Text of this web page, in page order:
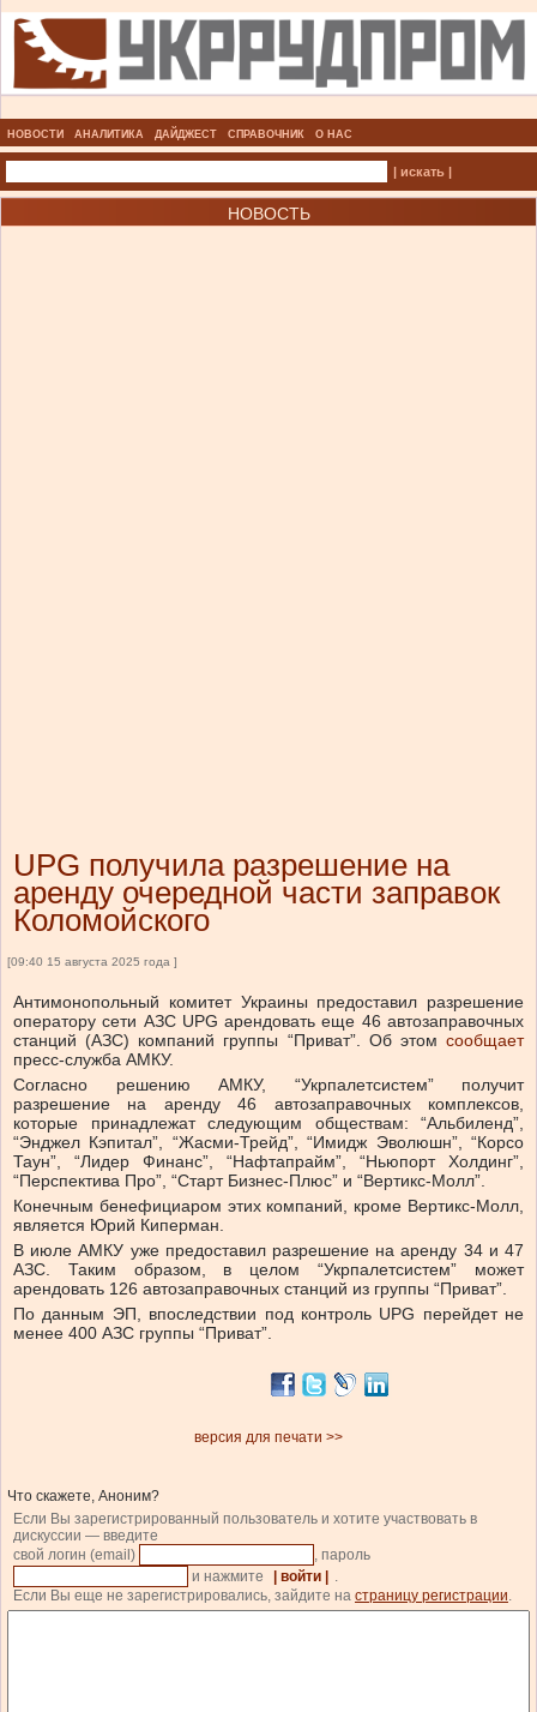
НОВОСТИ АНАЛИТИКА ДАЙДЖЕСТ СПРАВОЧНИК О НАС
| искать |
НОВОСТЬ
UPG получила разрешение на
аренду очередной части заправок
Коломойского
[09:40 15 августа 2025 года ]
Антимонопольный комитет Украины предоставил разрешение
оператору сети АЗС UPG арендовать еще 46 автозаправочных
станций (АЗС) компаний группы “Приват”. Об этом сообщает
пресс-служба АМКУ.
Согласно решению АМКУ, “Укрпалетсистем” получит
разрешение на аренду 46 автозаправочных комплексов,
которые принадлежат следующим обществам: “Альбиленд”,
“Энджел Кэпитал”, “Жасми-Трейд”, “Имидж Эволюшн”, “Корсо
Таун”, “Лидер Финанс”, “Нафтапрайм”, “Ньюпорт Холдинг”,
“Перспектива Про”, “Старт Бизнес-Плюс” и “Вертикс-Молл”.
Конечным бенефициаром этих компаний, кроме Вертикс-Молл,
является Юрий Киперман.
В июле АМКУ уже предоставил разрешение на аренду 34 и 47
АЗС. Таким образом, в целом “Укрпалетсистем” может
арендовать 126 автозаправочных станций из группы “Приват”.
По данным ЭП, впоследствии под контроль UPG перейдет не
менее 400 АЗС группы “Приват”.
версия для печати >>
Что скажете, Аноним?
Если Вы зарегистрированный пользователь и хотите участвовать в
дискуссии — введите
свой логин (email)
, пароль
и нажмите
| войти |
.
Если Вы еще не зарегистрировались, зайдите на страницу регистрации.